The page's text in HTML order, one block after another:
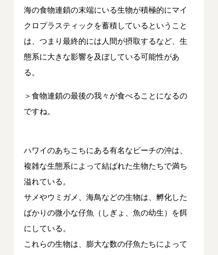
海の食物連鎖の末端にいる生物が積極的にマイ
クロプラスティックを蓄積しているということ
は、つまり最終的には人間が摂取するなど、生
態系に大きな影響を及ぼしている可能性があ
る。
＞食物連鎖の最後の我々が食べることになるの
ですね。
ハワイのあちこちにある有名なビーチの沖は、
複雑な生態系によって結ばれた生物たちで満ち
溢れている。
サメやウミガメ、海鳥などの生物は、孵化した
ばかりの微小な仔魚（しぎょ、魚の幼生）を餌
にしている。
これらの生物は、膨大な数の仔魚たちによって